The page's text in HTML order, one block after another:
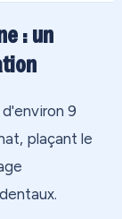
: un
9
plaçant le